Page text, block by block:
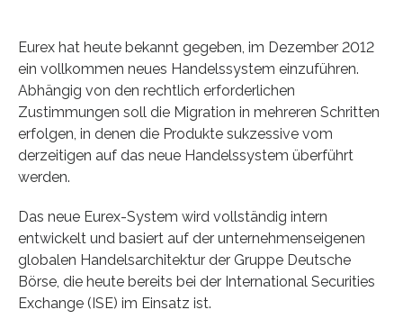
Eurex hat heute bekannt gegeben, im Dezember 2012
ein vollkommen neues Handelssystem einzuführen.
Abhängig von den rechtlich erforderlichen
Zustimmungen soll die Migration in mehreren Schritten
erfolgen, in denen die Produkte sukzessive vom
derzeitigen auf das neue Handelssystem überführt
werden.
Das neue Eurex-System wird vollständig intern
entwickelt und basiert auf der unternehmenseigenen
globalen Handelsarchitektur der Gruppe Deutsche
Börse, die heute bereits bei der International Securities
Exchange (ISE) im Einsatz ist.